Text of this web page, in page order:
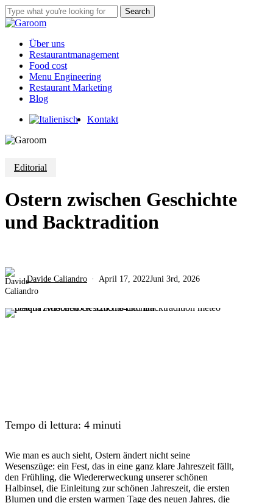
Skip
to
content
Search
Close
Menu
Über uns
Restaurantmanagement
Food cost
Menu Engineering
Restaurant Marketing
Blog
Kontakt
Editorial
Ostern zwischen Geschichte
und Backtradition
Davide Caliandro April 17, 2022Juni 3rd, 2026
Tempo di lettura: 4 minuti
Wie man es auch sieht, Ostern ändert nicht seine
Wesenszüge: ein Fest, das in eine ganz klare Jahreszeit fällt,
den Frühling, die Wiedererweckung unserer schönen
Halbinsel, die Einleitung zur schönen Jahreszeit, die ersten
Blumen und die ersten warmen Tage des neuen Jahres, die